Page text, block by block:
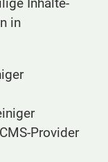
in
Provider